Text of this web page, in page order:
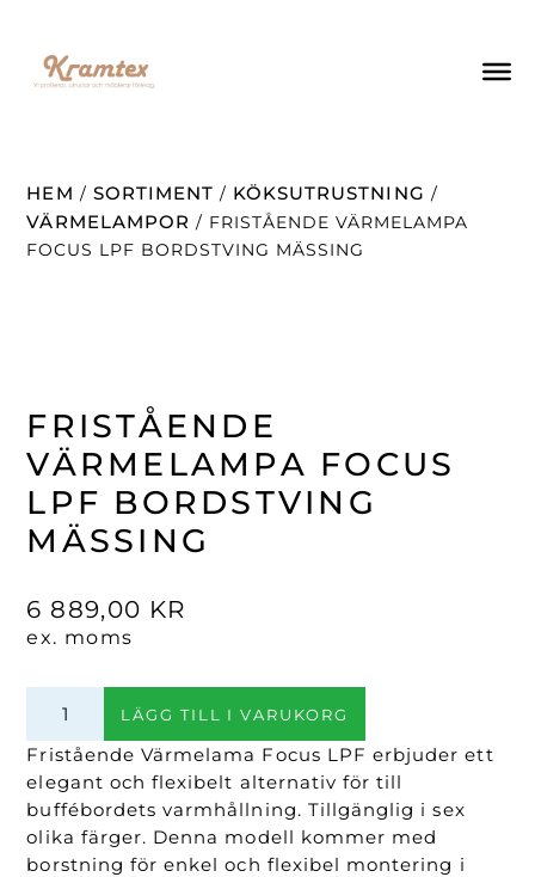
HEM / SORTIMENT / KÖKSUTRUSTNING /
VÄRMELAMPOR / FRISTÅENDE VÄRMELAMPA
FOCUS LPF BORDSTVING MÄSSING
FRISTÅENDE
VÄRMELAMPA FOCUS
LPF BORDSTVING
MÄSSING
Fristående Värmelama Focus LPF erbjuder ett
elegant och flexibelt alternativ för till
buffébordets varmhållning. Tillgänglig i sex
olika färger. Denna modell kommer med
borstning för enkel och flexibel montering i
6 889,00 KR
ex. moms
Värmelampa
Focus
LPF
Bordstving
Mässing
mängd
LÄGG TILL I VARUKORG